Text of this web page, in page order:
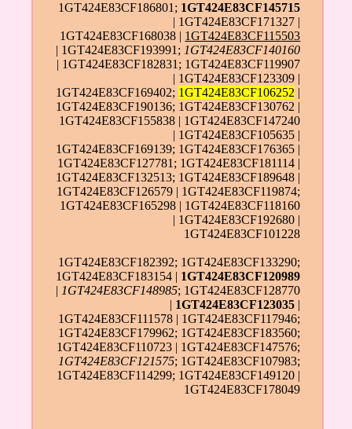
1GT424E83CF186801; 1GT424E83CF145715
| 1GT424E83CF171327 |
1GT424E83CF168038 | 1GT424E83CF115503
| 1GT424E83CF193991; 1GT424E83CF140160
| 1GT424E83CF182831; 1GT424E83CF119907
| 1GT424E83CF123309 |
1GT424E83CF169402; 1GT424E83CF106252 |
1GT424E83CF190136; 1GT424E83CF130762 |
1GT424E83CF155838 | 1GT424E83CF147240
| 1GT424E83CF105635 |
1GT424E83CF169139; 1GT424E83CF176365 |
1GT424E83CF127781; 1GT424E83CF181114 |
1GT424E83CF132513; 1GT424E83CF189648 |
1GT424E83CF126579 | 1GT424E83CF119874;
1GT424E83CF165298 | 1GT424E83CF118160
| 1GT424E83CF192680 |
1GT424E83CF101228
1GT424E83CF182392; 1GT424E83CF133290;
1GT424E83CF183154 | 1GT424E83CF120989
| 1GT424E83CF148985; 1GT424E83CF128770
| 1GT424E83CF123035 |
1GT424E83CF111578 | 1GT424E83CF117946;
1GT424E83CF179962; 1GT424E83CF183560;
1GT424E83CF110723 | 1GT424E83CF147576;
1GT424E83CF121575; 1GT424E83CF107983;
1GT424E83CF114299; 1GT424E83CF149120 |
1GT424E83CF178049